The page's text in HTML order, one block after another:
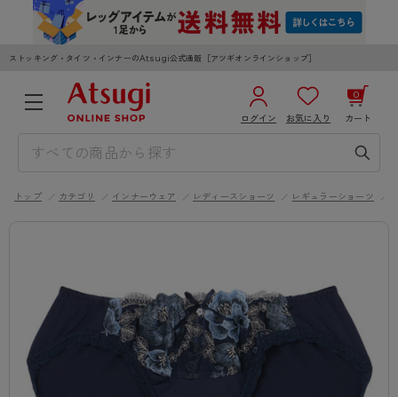
ストッキング・タイツ・インナーのAtsugi公式通販［アツギオンラインショップ］
ログイン お気に入り カート
0
3,980円以上のご購入で送料無料
MEN
トップ カテゴリ インナーウェア レディースショーツ レギュラーショーツ